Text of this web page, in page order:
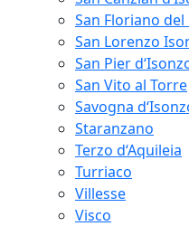
San Floriano del
San Lorenzo
San Pier
San Vito al Torre
Savogna
Staranzano
Terzo d‘Aquileia
Turriaco
Villesse
Visco